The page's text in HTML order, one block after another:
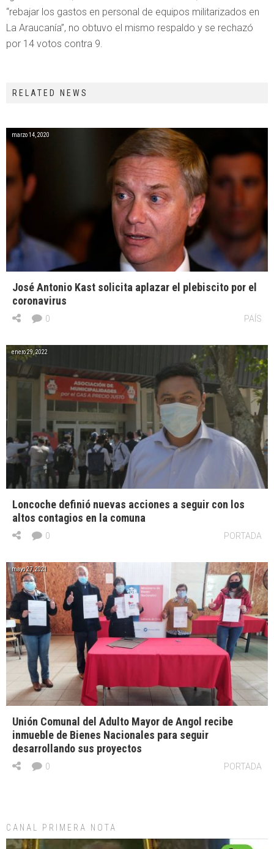
“rebajar los gastos en personal de equipos militarizados en
La Araucanía”, no obtuvo el mismo respaldo y se rechazó
por 14 votos contra 9.
RELATED NEWS
marzo 14, 2020
José Antonio Kast solicita aplazar el plebiscito por el
coronavirus
PAÍS
0
enero 29, 2022
Loncoche definió nuevas acciones a seguir con los
altos contagios en la comuna
PORTADA
0
mayo 27, 2021
Unión Comunal del Adulto Mayor de Angol recibe
inmueble de Bienes Nacionales para seguir
desarrollando sus proyectos
PORTADA
0
CANAL PRIMERA NOTA